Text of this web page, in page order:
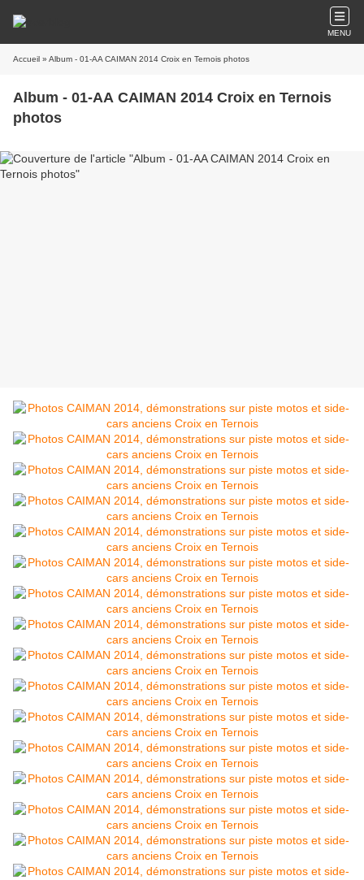
MENU
Accueil » Album - 01-AA CAIMAN 2014 Croix en Ternois photos
Album - 01-AA CAIMAN 2014 Croix en Ternois
photos